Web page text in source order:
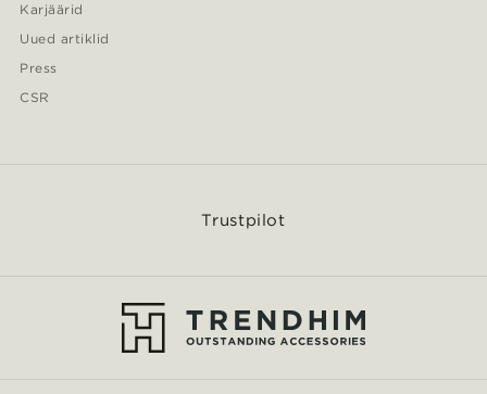
Karjäärid
Uued artiklid
Press
CSR
Trustpilot